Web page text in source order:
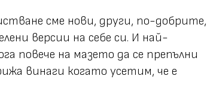
сме нови, други, по-добрите,
версии на себе си. И най-
повече на мазето да се препълни
винаги когато усетим, че е